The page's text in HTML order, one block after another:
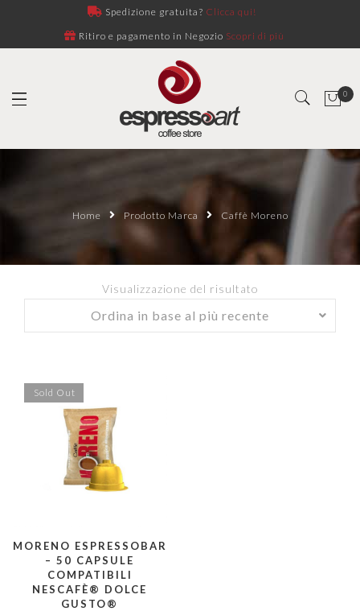
Spedizione gratuita? Clicca qui!
Ritiro e pagamento in Negozio Scopri di più
0
Home Prodotto Marca Caffè Moreno
Visualizzazione del risultato
Sold Out
MORENO ESPRESSOBAR
– 50 CAPSULE
COMPATIBILI
NESCAFÈ® DOLCE
GUSTO®